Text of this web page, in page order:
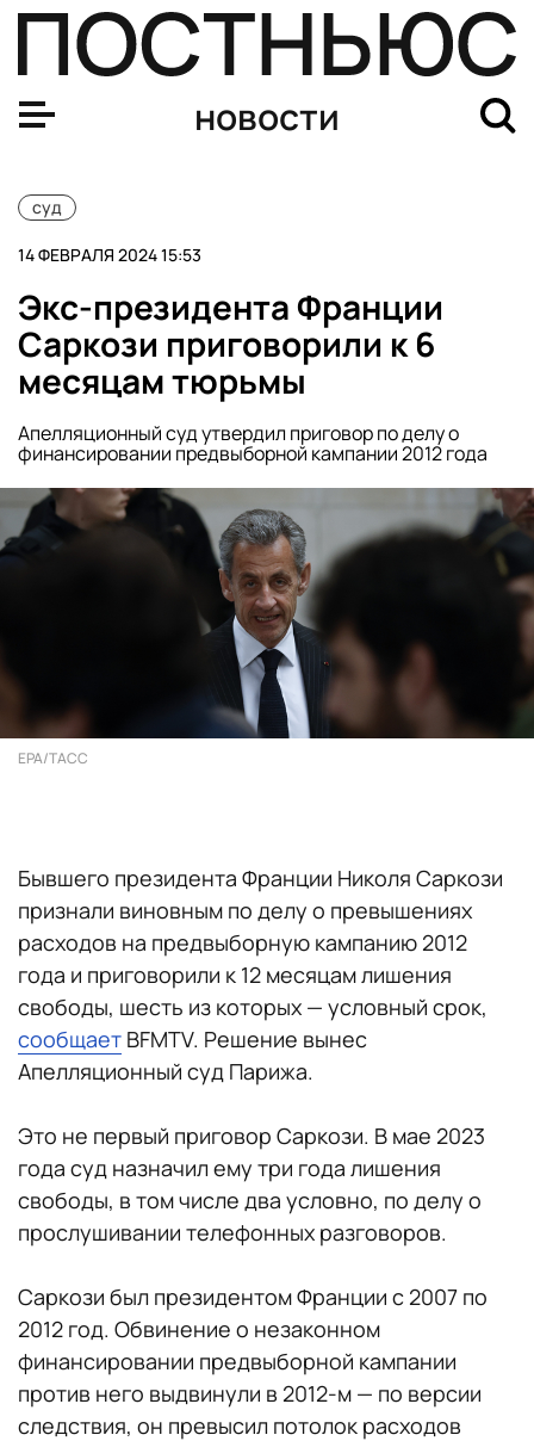
новости
суд
14 ФЕВРАЛЯ 2024 15:53
Экс-президента Франции
Саркози приговорили к 6
месяцам тюрьмы
Апелляционный суд утвердил приговор по делу о
финансировании предвыборной кампании 2012 года
EPA/ТАСС
Бывшего президента Франции Николя Саркози
признали виновным по делу о превышениях
расходов на предвыборную кампанию 2012
года и приговорили к 12 месяцам лишения
свободы, шесть из которых — условный срок,
сообщает BFMTV. Решение вынес
Апелляционный суд Парижа.
Это не первый приговор Саркози. В мае 2023
года суд назначил ему три года лишения
свободы, в том числе два условно, по делу о
прослушивании телефонных разговоров.
Саркози был президентом Франции с 2007 по
2012 год. Обвинение о незаконном
финансировании предвыборной кампании
против него выдвинули в 2012-м — по версии
следствия, он превысил потолок расходов
Бывшего директора «Осторожно Media» Кирилла